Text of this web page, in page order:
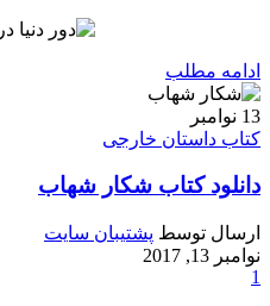
ادامه مطلب
13 نوامبر
کتاب داستان خارجی
دانلود کتاب شکار شهاب
ارسال توسط پشتیبان سایت
نوامبر 13, 2017
1